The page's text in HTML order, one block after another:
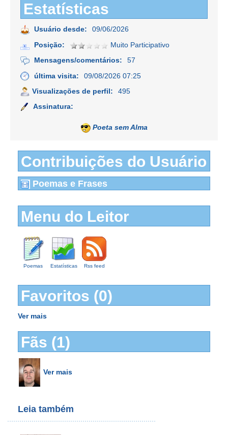
Estatísticas
Usuário desde:
09/06/2026
Posição:
Muito Participativo
Mensagens/comentários:
57
última visita:
09/08/2026 07:25
Visualizações de perfil:
495
Assinatura:
Poeta sem Alma
Contribuições do Usuário
Poemas e Frases
Menu do Leitor
Poemas Estatísticas Rss feed
Favoritos (0)
Ver mais
Fãs (1)
Ver mais
Leia também